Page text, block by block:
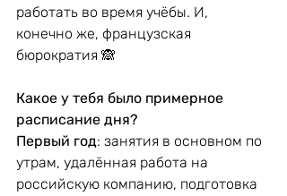
работать во время учёбы. И,
конечно же, французская
бюрократия 🙈
Какое у тебя было примерное
расписание дня?
Первый год: занятия в основном по
утрам, удалённая работа на
российскую компанию, подготовка